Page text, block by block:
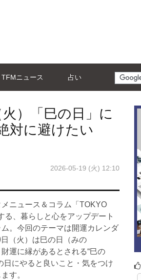
TFMニュース 占い
）「巳の日」に
対に避けたい
2026-05-19 (火) 12:10
ニュース＆コラム「TOKYO
る、暮らしと心をアップデート
。今回のテーマは開運カレンダ
（火）は巳の日（みの
運に縁があるとされる“巳の
日にやると良いこと・気をつけ
す。